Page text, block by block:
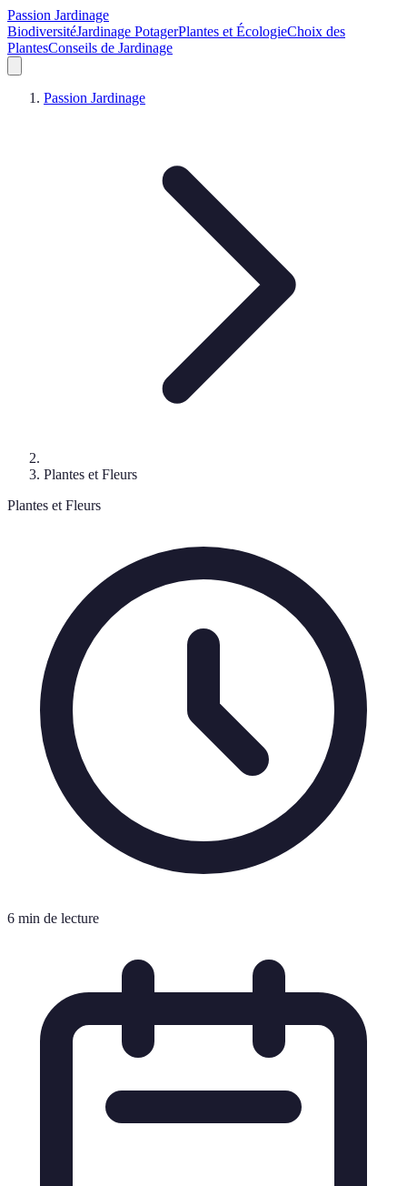
Passion Jardinage
BiodiversitéJardinage PotagerPlantes et ÉcologieChoix des
PlantesConseils de Jardinage
Passion Jardinage
Plantes et Fleurs
Plantes et Fleurs
6 min de lecture